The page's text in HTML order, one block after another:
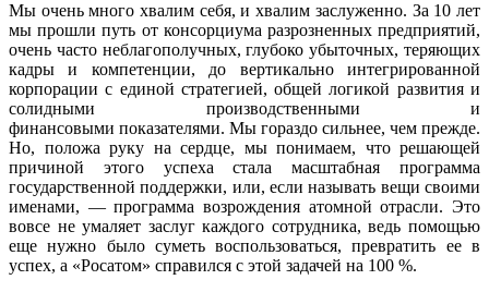
Мы очень много хвалим себя, и хвалим заслуженно. За 10 лет
мы прошли путь от консорциума разрозненных пред­приятий,
очень часто неблагополучных, глубоко убыточных, теряющих
кадры и компетенции, до вертикально интегри­рованной
корпорации с единой стратеги­ей, общей логикой развития и
солидны­ми производственными и
финансовыми показателями. Мы гораздо сильнее, чем прежде.
Но, положа руку на сердце, мы понимаем, что решающей
причиной это­го успеха стала масштабная программа
государственной поддержки, или, если называть вещи своими
именами, — про­грамма возрождения атомной отрас­ли. Это
вовсе не умаляет заслуг каждо­го сотрудника, ведь помощью
еще нужно было суметь воспользоваться, превра­тить ее в
успех, а «Росатом» справился с этой задачей на 100 %.